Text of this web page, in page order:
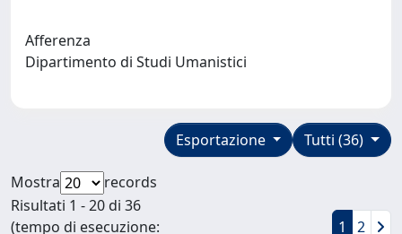
Afferenza
Dipartimento di Studi Umanistici
Tutti (36)
Esportazione
Mostra
records
Risultati 1 - 20 di 36
(tempo di esecuzione:
1 2